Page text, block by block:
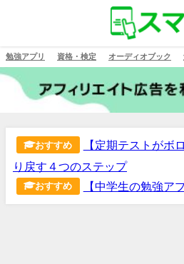
勉強アプリ 資格・検定 オーディオブック
おすすめ
【定期テストがボ
り戻す４つのステップ
おすすめ 【中学生の勉強ア